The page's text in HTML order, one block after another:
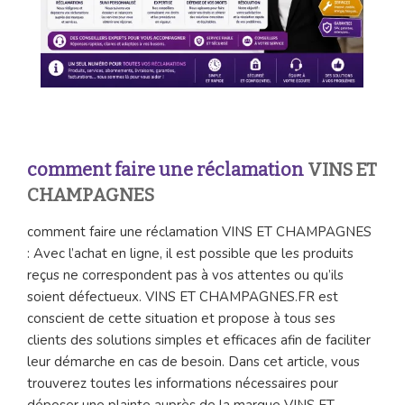
comment faire une réclamation VINS ET
CHAMPAGNES
comment faire une réclamation VINS ET CHAMPAGNES
: Avec l’achat en ligne, il est possible que les produits
reçus ne correspondent pas à vos attentes ou qu’ils
soient défectueux. VINS ET CHAMPAGNES.FR est
conscient de cette situation et propose à tous ses
clients des solutions simples et efficaces afin de faciliter
leur démarche en cas de besoin. Dans cet article, vous
trouverez toutes les informations nécessaires pour